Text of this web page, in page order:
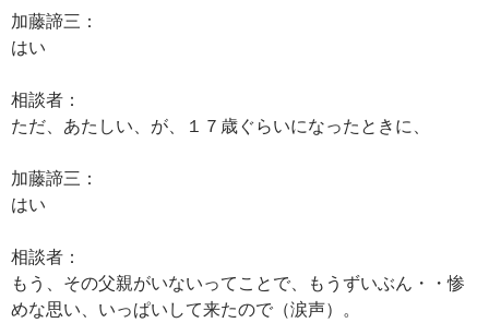
加藤諦三：
はい
相談者：
ただ、あたしい、が、１７歳ぐらいになったときに、
加藤諦三：
はい
相談者：
もう、その父親がいないってことで、もうずいぶん・・惨
めな思い、いっぱいして来たので（涙声）。